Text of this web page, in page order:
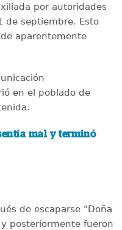
por autoridades
de septiembre. Esto
aparentemente
en el poblado de
mal y terminó
de escaparse "Doña
posteriormente fueron